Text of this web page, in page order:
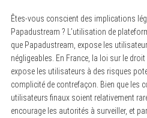
Êtes-vous conscient des implications
Papadustream ? L’utilisation de
que Papadustream, expose les
négligeables. En France, la loi sur le droit
expose les utilisateurs à des risques
complicité de contrefaçon. Bien que les
utilisateurs finaux soient relativement
encourage les autorités à surveiller, et